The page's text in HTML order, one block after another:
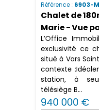
Référence : 6903-
Chalet de
Marie - Vue
L’Office
exclusivité ce
situé à Vars
contexte
station, à
télésiège B...
940 000 €